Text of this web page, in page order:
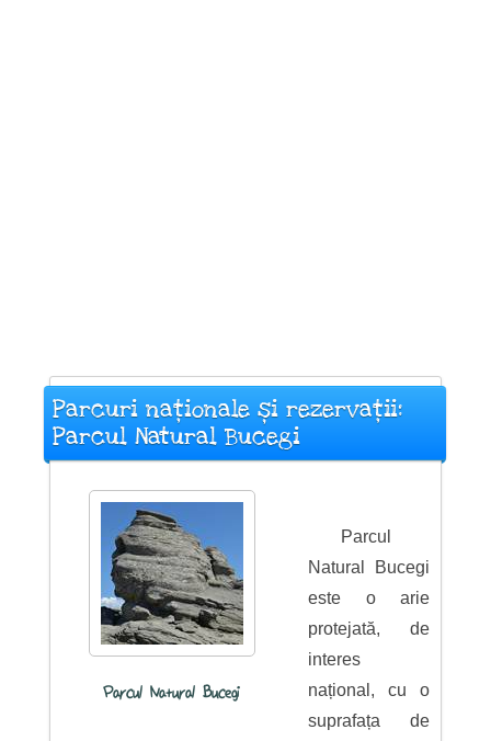
Parcuri naționale și rezervații:
Parcul Natural Bucegi
Parcul Natural Bucegi
Parcul
Natural Bucegi
este o arie
protejată, de
interes
național, cu o
suprafața de